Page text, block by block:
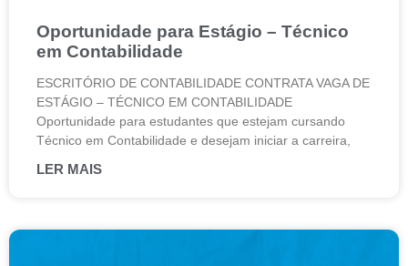
Oportunidade para Estágio – Técnico
em Contabilidade
ESCRITÓRIO DE CONTABILIDADE CONTRATA VAGA DE
ESTÁGIO – TÉCNICO EM CONTABILIDADE
Oportunidade para estudantes que estejam cursando
Técnico em Contabilidade e desejam iniciar a carreira,
LER MAIS